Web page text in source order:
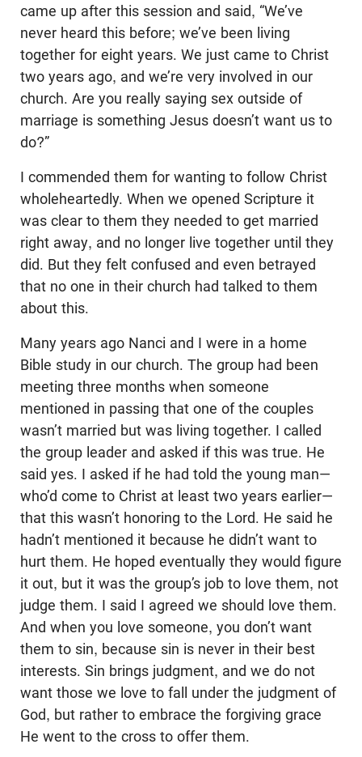
came up after this session and said, “We’ve
never heard this before; we’ve been living
together for eight years. We just came to Christ
two years ago, and we’re very involved in our
church. Are you really saying sex outside of
marriage is something Jesus doesn’t want us to
do?”
I commended them for wanting to follow Christ
wholeheartedly. When we opened Scripture it
was clear to them they needed to get married
right away, and no longer live together until they
did. But they felt confused and even betrayed
that no one in their church had talked to them
about this.
Many years ago Nanci and I were in a home
Bible study in our church. The group had been
meeting three months when someone
mentioned in passing that one of the couples
wasn’t married but was living together. I called
the group leader and asked if this was true. He
said yes. I asked if he had told the young man—
who’d come to Christ at least two years earlier—
that this wasn’t honoring to the Lord. He said he
hadn’t mentioned it because he didn’t want to
hurt them. He hoped eventually they would figure
it out, but it was the group’s job to love them, not
judge them. I said I agreed we should love them.
And when you love someone, you don’t want
them to sin, because sin is never in their best
interests. Sin brings judgment, and we do not
want those we love to fall under the judgment of
God, but rather to embrace the forgiving grace
He went to the cross to offer them.